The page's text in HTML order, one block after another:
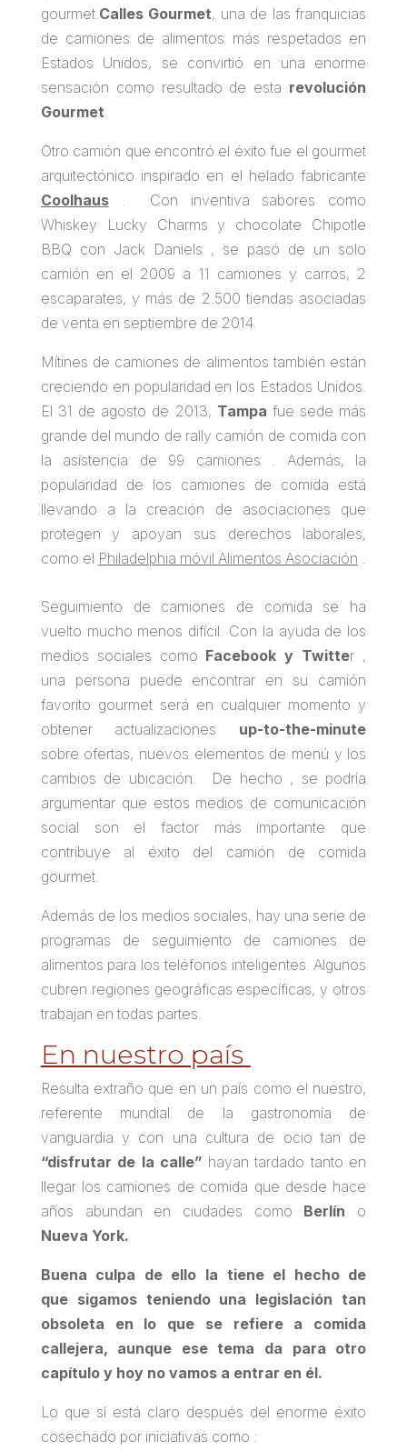
gourmet.Calles Gourmet, una de las franquicias
de camiones de alimentos más respetados en
Estados Unidos, se convirtió en una enorme
sensación como resultado de esta revolución
Gourmet.
Otro camión que encontró el éxito fue el gourmet
arquitectónico inspirado en el helado fabricante
Coolhaus. Con inventiva sabores como
Whiskey Lucky Charms y chocolate Chipotle
BBQ con Jack Daniels , se pasó de un solo
camión en el 2009 a 11 camiones y carros, 2
escaparates, y más de 2.500 tiendas asociadas
de venta en septiembre de 2014.
Mítines de camiones de alimentos también están
creciendo en popularidad en los Estados Unidos.
El 31 de agosto de 2013, Tampa fue sede más
grande del mundo de rally camión de comida con
la asistencia de 99 camiones . Además, la
popularidad de los camiones de comida está
llevando a la creación de asociaciones que
protegen y apoyan sus derechos laborales,
como el Philadelphia móvil Alimentos Asociación .
Seguimiento de camiones de comida se ha
vuelto mucho menos difícil. Con la ayuda de los
medios sociales como Facebook y Twitter ,
una persona puede encontrar en su camión
favorito gourmet será en cualquier momento y
obtener actualizaciones up-to-the-minute
sobre ofertas, nuevos elementos de menú y los
cambios de ubicación. De hecho , se podría
argumentar que estos medios de comunicación
social son el factor más importante que
contribuye al éxito del camión de comida
gourmet.
Además de los medios sociales, hay una serie de
programas de seguimiento de camiones de
alimentos para los teléfonos inteligentes. Algunos
cubren regiones geográficas específicas, y otros
trabajan en todas partes.
En nuestro país
Resulta extraño que en un país como el nuestro,
referente mundial de la gastronomía de
vanguardia y con una cultura de ocio tan de
“disfrutar de la calle” hayan tardado tanto en
llegar los camiones de comida que desde hace
años abundan en ciudades como Berlín o
Nueva York.
Buena culpa de ello la tiene el hecho de
que sigamos teniendo una legislación tan
obsoleta en lo que se refiere a comida
callejera, aunque ese tema da para otro
capítulo y hoy no vamos a entrar en él.
Lo que sí está claro después del enorme éxito
cosechado por iniciativas como :